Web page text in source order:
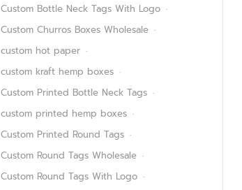
Custom Bottle Neck Tags With Logo
Custom Churros Boxes Wholesale
custom hot paper
custom kraft hemp boxes
Custom Printed Bottle Neck Tags
custom printed hemp boxes
Custom Printed Round Tags
Custom Round Tags Wholesale
Custom Round Tags With Logo